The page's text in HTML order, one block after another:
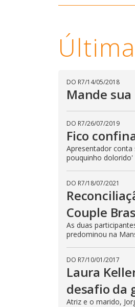
d
DO R7/14/05/2018
Mande
DO R7/26/07/2019
Fico
Apresentador conta
pouquinho dolorido'
DO R7/18/07/2021
Couple
As duas
predominou na
DO R7/10/01/2017
Laura
desafio da
Atriz e o marido,